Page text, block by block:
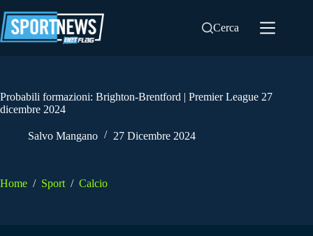
al
contenuto
Cerca
Probabili formazioni: Brighton-Brentford | Premier League 27
dicembre 2024
Salvo Mangano 27 Dicembre 2024
Home / Sport / Calcio